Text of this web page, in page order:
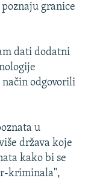
granice
dati dodatni
odgovorili
u
država koje
kako bi se
kriminala",